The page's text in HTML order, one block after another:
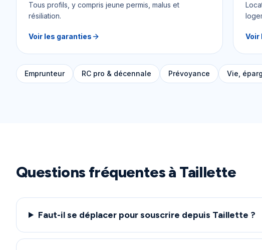
Tous profils, y compris jeune permis, malus et
résiliation.
Voir les garanties Voir
Emprunteur RC pro & décennale Prévoyance Vie,
Questions fréquentes à Taillette
Faut-il se déplacer pour souscrire depuis Taillette ?